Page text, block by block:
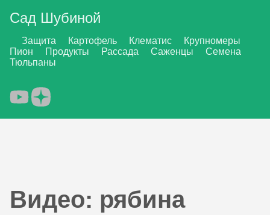
Сад Шубиной
Защита Картофель Клематис
Крупномеры
Пион
Продукты Рассада Саженцы
Семена
Тюльпаны
Видео: рябина